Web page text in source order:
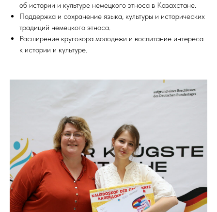
об истории и культуре немецкого этноса в Казахстане.
Поддержка и сохранение языка, культуры и исторических
традиций немецкого этноса.
Расширение кругозора молодежи и воспитание интереса
к истории и культуре.